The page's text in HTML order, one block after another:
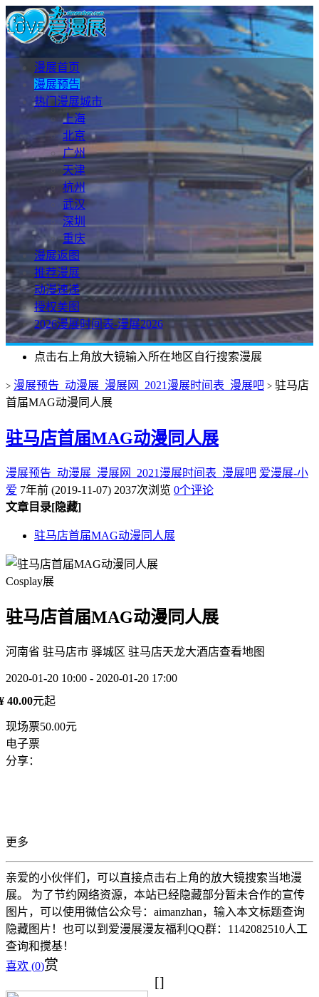
漫展首页
漫展预告
热门漫展城市
上海
北京
广州
天津
杭州
武汉
深圳
重庆
漫展返图
推荐漫展
动漫速递
授权美图
2026漫展时间表-漫展2026
点击右上角放大镜输入所在地区自行搜索漫展
> 漫展预告_动漫展_漫展网_2021漫展时间表_漫展吧 > 驻马店
首届MAG动漫同人展
驻马店首届MAG动漫同人展
漫展预告_动漫展_漫展网_2021漫展时间表_漫展吧 爱漫展-小
爱 7年前 (2019-11-07) 2037次浏览 0个评论
文章目录[隐藏]
驻马店首届MAG动漫同人展
Cosplay展
驻马店首届MAG动漫同人展
河南省 驻马店市 驿城区 驻马店天龙大酒店查看地图
2020-01-20 10:00 - 2020-01-20 17:00
40.00元起
现场票50.00元
电子票
分享：
更多
亲爱的小伙伴们，可以直接点击右上角的放大镜搜索当地漫
展。 为了节约网络资源，本站已经隐藏部分暂未合作的宣传
图片，可以使用微信公众号：aimanzhan，输入本文标题查询
隐藏图片！也可以到爱漫展漫友福利QQ群：1142082510人工
查询和搅基！
喜欢 (0)赏
[]